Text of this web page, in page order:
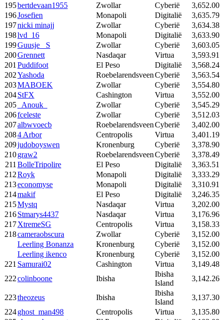
195bertdevaan1955 Zwollar Cyberië
3,652.00
196Josefien Monapoli Digitalië
3,635.79
197nicki minajj Zwollar Cyberië
3,634.38
198lvd_16 Monapoli Digitalië
3,633.90
199Guusje _S Zwollar Cyberië
3,603.05
200Grennett Nasdaqar Virtua
3,593.91
201 Puddifoot El Peso Digitalië
3,568.24
202Yashoda RoebelarendsveenCyberië
3,563.54
203MABOEK Zwollar Cyberië
3,554.80
204StFX Cashington Virtua
3,552.00
205
_Anouk_ Zwollar Cyberië
3,545.29
206fceleste Zwollar Cyberië
3,512.03
207albwvoecb RoebelarendsveenCyberië
3,402.00
2084 Arbor Centropolis Virtua
3,401.19
209judoboyswen Kronenburg Cyberië
3,378.90
210graw2 RoebelarendsveenCyberië
3,378.49
211 BolleTripolire El Peso Digitalië
3,363.51
212Royk Monapoli Digitalië
3,333.29
213economyse Monapoli Digitalië
3,310.91
214makif El Peso Digitalië
3,246.35
215Mystq Nasdaqar Virtua
3,202.00
216Stmarys4437 Nasdaqar Virtua
3,176.96
217XtremeSG Centropolis Virtua
3,158.33
218cameraobscura Zwollar Cyberië
3,152.00
Leerling Bonanza
Kronenburg Cyberië
3,152.00
Leerling ikenco
Kronenburg Cyberië
3,152.00
221 Samurai02 Cashington Virtua
3,149.48
222colinboone Ibisha
Ibisha
Island
3,142.26
223theozeus Ibisha
Ibisha
Island
3,137.30
224ghost_man498 Centropolis Virtua
3,135.80